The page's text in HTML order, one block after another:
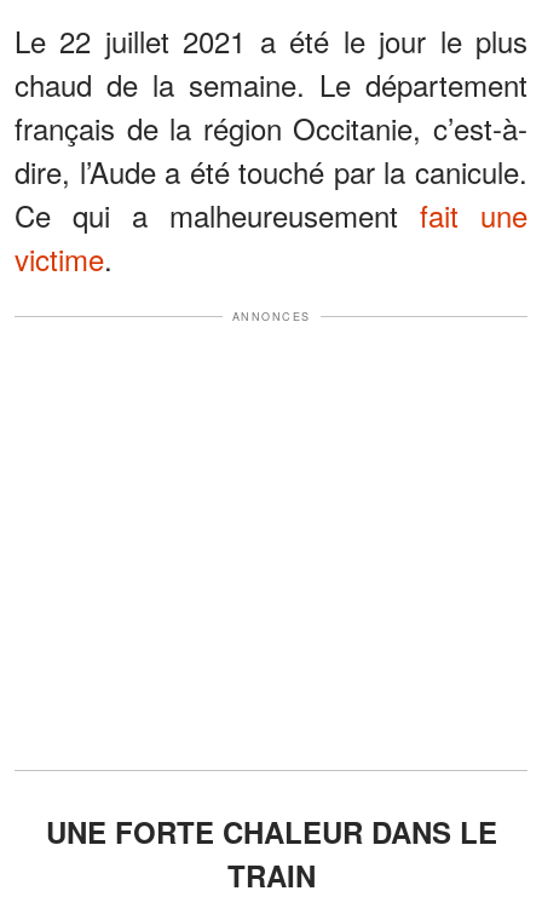
Le 22 juillet 2021 a été le jour le plus
chaud de la semaine. Le département
français de la région Occitanie, c’est-à-
dire, l’Aude a été touché par la canicule.
Ce qui a malheureusement fait une
victime.
ANNONCES
UNE FORTE CHALEUR DANS LE
TRAIN